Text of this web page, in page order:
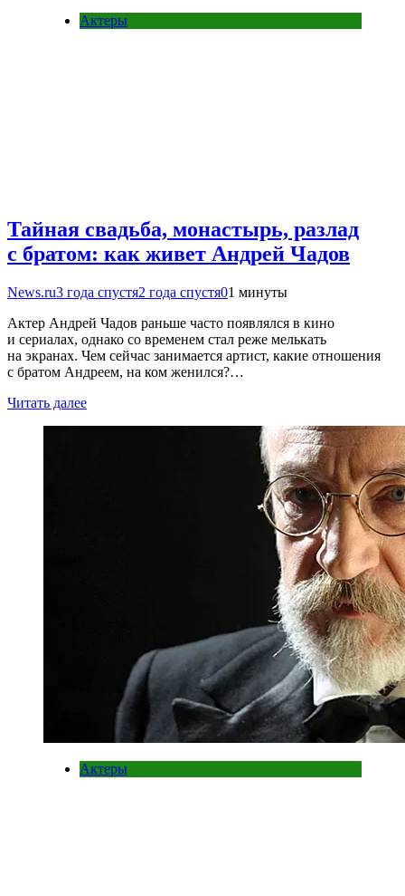
Актеры
Тайная свадьба, монастырь, разлад
с братом: как живет Андрей Чадов
News.ru3 года спустя2 года спустя01 минуты
Актер Андрей Чадов раньше часто появлялся в кино
и сериалах, однако со временем стал реже мелькать
на экранах. Чем сейчас занимается артист, какие отношения
с братом Андреем, на ком женился?…
Читать далее
Актеры